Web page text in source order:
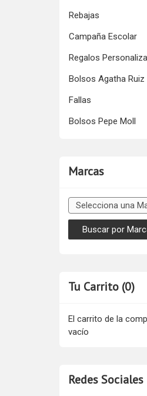
Rebajas
Campaña Escolar
Regalos
Bolsos Agatha Ruiz
Fallas
Bolsos Pepe Moll
Marcas
Tu Carrito (0)
El carrito de la
vacío
Redes Sociales